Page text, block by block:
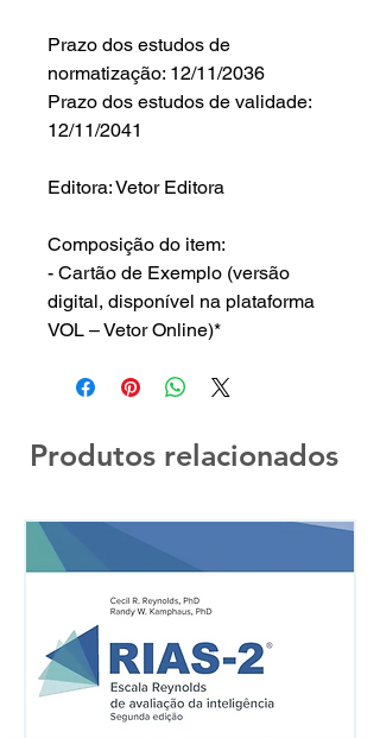
Prazo dos estudos de
normatização: 12/11/2036
Prazo dos estudos de validade:
12/11/2041
Editora: Vetor Editora
Composição do item:
- Cartão de Exemplo (versão
digital, disponível na plataforma
VOL – Vetor Online)*
Produtos relacionados